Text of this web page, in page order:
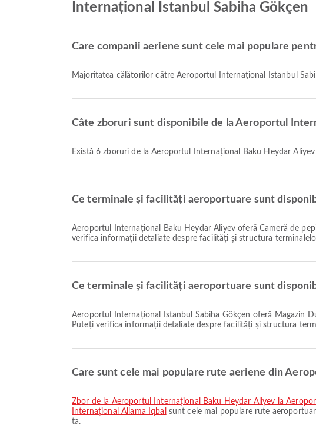
Internațional Istanbul Sabiha Gökçen
Care companii aeriene sunt cele mai populare
Majoritatea călătorilor către Aeroportul Internațional Istanbul
Câte zboruri sunt disponibile de la Aeroportul
Există 6 zboruri de la Aeroportul Internațional Baku Heydar
Ce terminale și facilități aeroportuare sunt
Aeroportul Internațional Baku Heydar Aliyev oferă Cameră de pepinieră, Scaun cu rotile, Salon și multe alte facilități pentru a vă îmbunătăți experiența de călătorie. Puteți
verifica informații detaliate despre facilități și structura
Ce terminale și facilități aeroportuare sunt
Aeroportul Internațional Istanbul Sabiha Gökçen oferă Magazin Duty Free, Scaun cu rotile, Închirieri auto și multe alte facilități pentru a vă îmbunătăți experiența de călătorie.
Puteți verifica informații detaliate despre facilități și structura
Care sunt cele mai populare rute aeriene din
zbor de la Aeroportul Internațional Baku Heydar Aliyev la
Internațional Allama Iqbal
sunt cele mai populare rute
ta.